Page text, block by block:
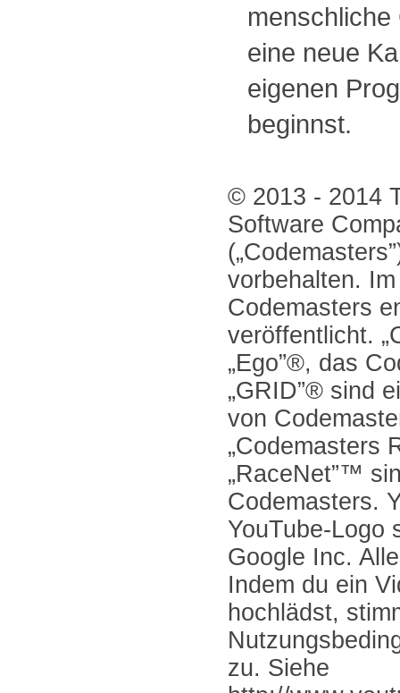
eine neue
eigenen
beginnst.
© 2013 - 2014
Software
vorbehalten.
Codemasters
veröffentlicht.
„Ego”®, das
„GRID”® sind
von
„Codemasters
„RaceNet”™
Codemasters.
YouTube-Logo
Google Inc.
Indem du ein
hochlädst,
zu. Siehe